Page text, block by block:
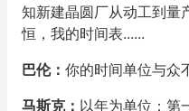
知新建晶圆厂从动工到量
恒，我的时间表......
巴伦： 你的时间单位与众
马斯克： 以年为单位：第